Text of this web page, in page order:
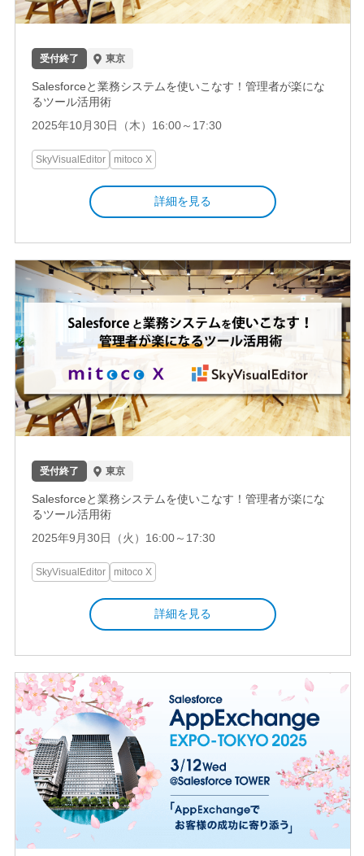
受付終了 東京
Salesforceと業務システムを使いこなす！管理者が楽にな
るツール活用術
2025年10月30日（木）16:00～17:30
SkyVisualEditor mitoco X
詳細を見る
受付終了 東京
Salesforceと業務システムを使いこなす！管理者が楽にな
るツール活用術
2025年9月30日（火）16:00～17:30
SkyVisualEditor mitoco X
詳細を見る